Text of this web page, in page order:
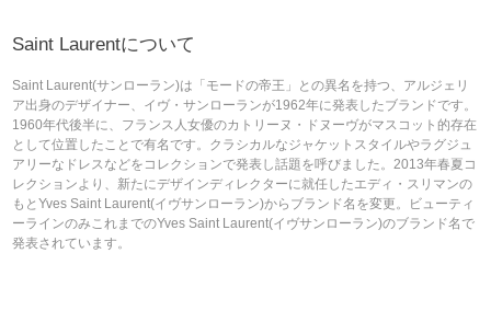
Saint Laurentについて
Saint Laurent(サンローラン)は「モードの帝王」との異名を持つ、アルジェリ
ア出身のデザイナー、イヴ・サンローランが1962年に発表したブランドです。
1960年代後半に、フランス人女優のカトリーヌ・ドヌーヴがマスコット的存在
として位置したことで有名です。クラシカルなジャケットスタイルやラグジュ
アリーなドレスなどをコレクションで発表し話題を呼びました。2013年春夏コ
レクションより、新たにデザインディレクターに就任したエディ・スリマンの
もとYves Saint Laurent(イヴサンローラン)からブランド名を変更。ビューティ
ーラインのみこれまでのYves Saint Laurent(イヴサンローラン)のブランド名で
発表されています。